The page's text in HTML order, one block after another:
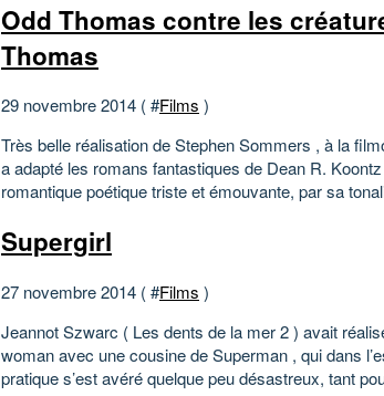
Odd Thomas contre les
Thomas
29 novembre 2014 ( #Films )
Très belle réalisation de Stephen Sommers , à la
a adapté les romans fantastiques de Dean R.
romantique poétique triste et émouvante, par sa
Supergirl
27 novembre 2014 ( #Films )
Jeannot Szwarc ( Les dents de la mer 2 ) avait
woman avec une cousine de Superman , qui dans
pratique s’est avéré quelque peu désastreux, tant